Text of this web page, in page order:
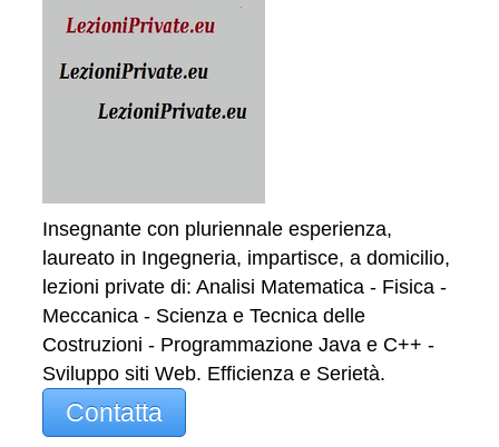
Insegnante con pluriennale esperienza,
laureato in Ingegneria, impartisce, a domicilio,
lezioni private di: Analisi Matematica - Fisica -
Meccanica - Scienza e Tecnica delle
Costruzioni - Programmazione Java e C++ -
Sviluppo siti Web. Efficienza e Serietà.
Contatta